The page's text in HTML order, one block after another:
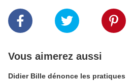
Vous aimerez aussi
Didier Bille dénonce les pratiques